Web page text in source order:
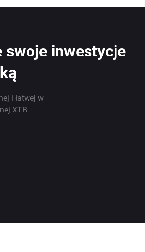
swoje inwestycje
i łatwej w
XTB